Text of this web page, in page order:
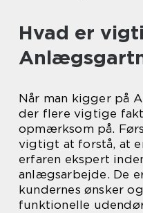
Hvad er
Når man kigger på
der flere vigtige
opmærksom på.
vigtigt at forstå, at
erfaren ekspert
anlægsarbejde. De
kundernes ønsker
funktionelle